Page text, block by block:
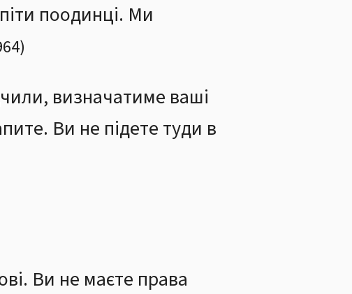
поодинці. Ми
)
визначатиме ваші
Ви не підете туди в
Ви не маєте права